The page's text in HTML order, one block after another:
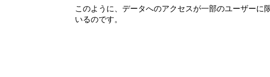
このように、データへのアクセスが一部のユーザー
いるのです。